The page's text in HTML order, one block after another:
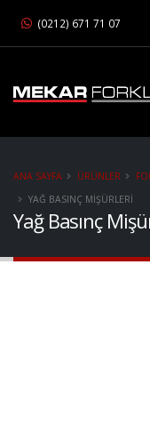
(0212) 671 71 07
Yağ Basınç
ANA SAYFA ÜRÜNLER
YAĞ BASINÇ MIŞÜRLERI